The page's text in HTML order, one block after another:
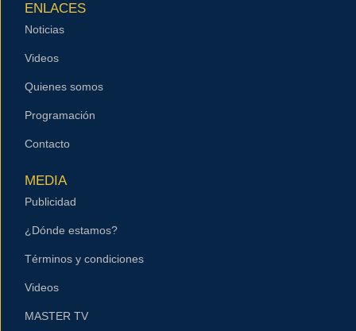
ENLACES
Noticias
Videos
Quienes somos
Programación
Contacto
MEDIA
Publicidad
¿Dónde estamos?
Términos y condiciones
Videos
MASTER TV